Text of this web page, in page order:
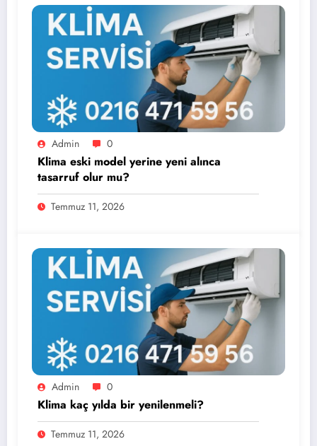
Admin 0
Klima eski model yerine yeni alınca
tasarruf olur mu?
Temmuz 11, 2026
Admin 0
Klima kaç yılda bir yenilenmeli?
Temmuz 11, 2026